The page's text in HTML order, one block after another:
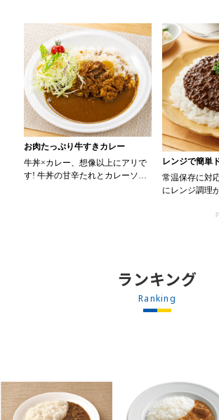
お肉たっぷり牛すきカレー
牛丼×カレー、想像以上にアリで
す! 牛丼の甘辛たれとカレーソー
ます。 2. ごはんを皿に盛り、牛
前からカレーソースをかけ、サラ
ダを盛りつけます。 ※牛丼の素
レンジで簡単
常温保存に対
にレンジ調理
お店のオリジ
ランキング
Ranking